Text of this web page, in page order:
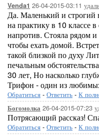
Venda1 26-04-2015-03:11
Да. Маленький и строгий
на практику в 10 классе
напротив. Стояла рядом
чтобы ехать домой.
такой близкой по духу
печальным
30 лет, Но насколько
Трифон - один из
Обратиться - Ответить - К
Богомолка 26-04-2015-07:23
Потрясающий рассказ!
Обратиться - Ответить - К